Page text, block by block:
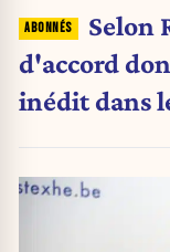
Selon
d'accord
inédit dans